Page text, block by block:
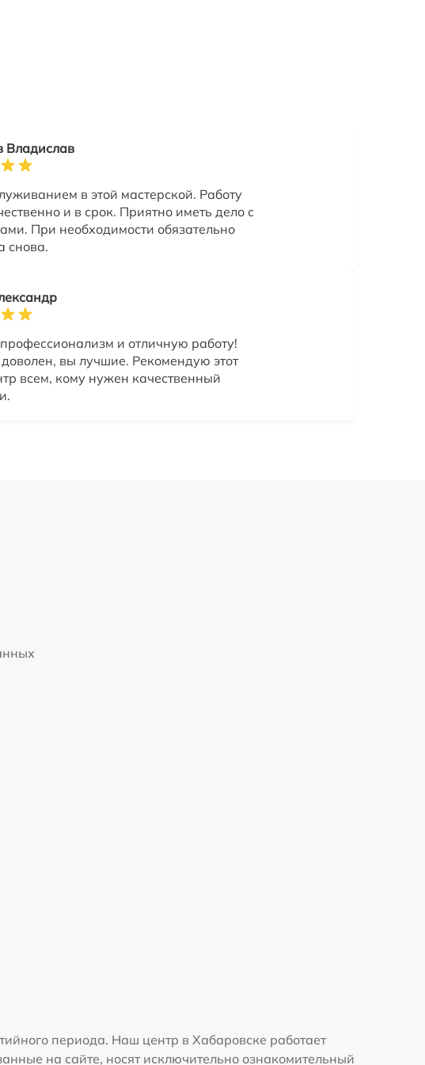
Владислав
в этой мастерской. Работу
и в срок. Приятно иметь дело с
При необходимости обязательно
снова.
и отличную работу!
вы лучшие. Рекомендую этот
всем, кому нужен качественный
периода. Наш центр в Хабаровске работает
на сайте, носят исключительно ознакомительный